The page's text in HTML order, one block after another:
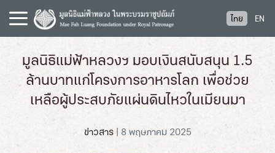
i
ไทย EN
มูลนิธิแม่ฟ้าหลวงฯ มอบเงินสนับสนุน 1.5
ล้านบาทแก่โครงการอาหารโลก เพื่อช่วย
เหลือผู้ประสบภัยแผ่นดินไหวในเมียนมา
ข่าวสาร | 8 พฤษภาคม 2025